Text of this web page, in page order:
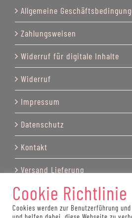
Allgemeine
Zahlungsweisen
Widerruf für digitale Inhalte
Widerruf
Impressum
Datenschutz
Kontakt
Versand Lieferung
Cookie Richtlinie
Cookies werden zur Benutzerführung